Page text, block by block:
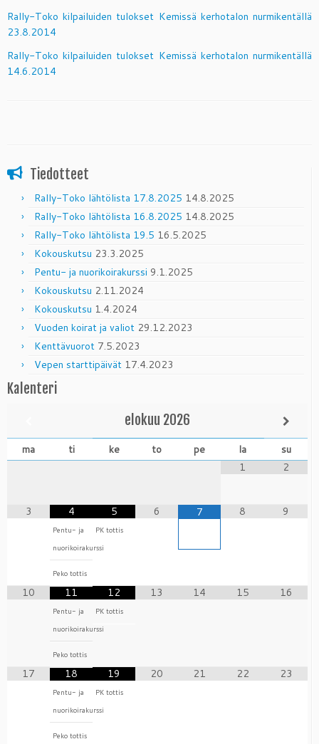
Rally-Toko kilpailuiden tulokset Kemissä kerhotalon nurmikentällä
23.8.2014
Rally-Toko kilpailuiden tulokset Kemissä kerhotalon nurmikentällä
14.6.2014
Tiedotteet
Rally-Toko lähtölista 17.8.2025 14.8.2025
Rally-Toko lähtölista 16.8.2025 14.8.2025
Rally-Toko lähtölista 19.5 16.5.2025
Kokouskutsu 23.3.2025
Pentu- ja nuorikoirakurssi 9.1.2025
Kokouskutsu 2.11.2024
Kokouskutsu 1.4.2024
Vuoden koirat ja valiot 29.12.2023
Kenttävuorot 7.5.2023
Vepen starttipäivät 17.4.2023
Kalenteri
elokuu 2026
ma ti ke to pe la
su
1
2
3 4
Pentu- ja
nuorikoirakurssi
Peko tottis
5
PK tottis
6 7 8 9
10 11
Pentu- ja
nuorikoirakurssi
Peko tottis
12
PK tottis
13 14 15 16
17 18
Pentu- ja
nuorikoirakurssi
Peko tottis
19
PK tottis
20 21 22 23